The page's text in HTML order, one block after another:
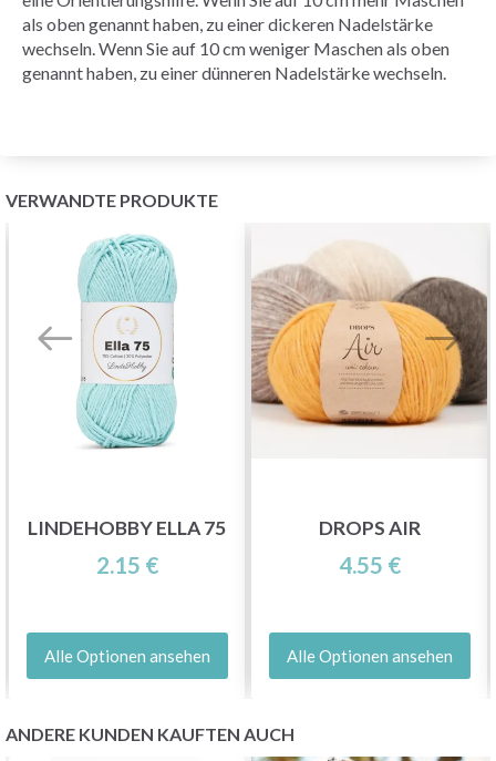
als oben genannt haben, zu einer dickeren Nadelstärke
wechseln. Wenn Sie auf 10 cm weniger Maschen als oben
genannt haben, zu einer dünneren Nadelstärke wechseln.
VERWANDTE PRODUKTE
LINDEHOBBY ELLA 75
2.15 €
Alle Optionen ansehen
DROPS AIR
4.55 €
Alle Optionen ansehen
ANDERE KUNDEN KAUFTEN AUCH